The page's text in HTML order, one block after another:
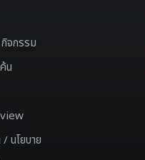
จกรรม
น
นโยบาย